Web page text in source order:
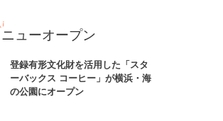
ニューオープン
登録有形文化財を活用した「スタ
ーバックス コーヒー」が横浜・海
の公園にオープン